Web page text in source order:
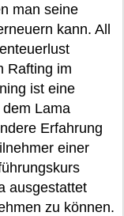
man seine
kann. All
Rafting im
ist eine
Lama
Erfahrung
einer
ausgestattet
zu können.